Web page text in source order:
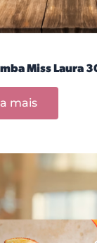
Miss Laura
mais